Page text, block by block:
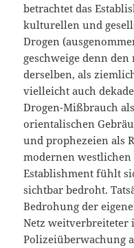
betrachtet das
kulturellen und
Drogen
geschweige denn
derselben, als
vielleicht auch
Drogen-Mißbrauch
orientalischen
und prophezeien als
modernen
Establishment fühlt
sichtbar bedroht.
Bedrohung der
Netz
Polizeiüberwachung